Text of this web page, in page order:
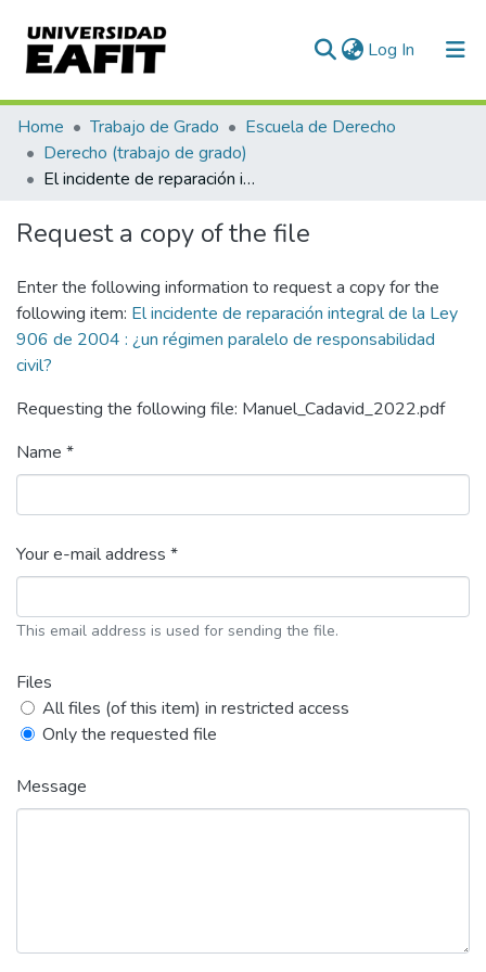
Log In (current)
Communities & Collections
All of DSpace
Home Trabajo de Grado
Escuela de Derecho
Derecho (trabajo de grado)
El incidente de reparación integral de la Ley 906 de 2004 : ¿un régimen paralelo de responsabilidad civil?
Request a copy of the file
Enter the following information to request a copy for the
following item: El incidente de reparación integral de la Ley
906 de 2004 : ¿un régimen paralelo de responsabilidad
civil?
Requesting the following file: Manuel_Cadavid_2022.pdf
Name *
Your e-mail address *
This email address is used for sending the file.
Files
All files (of this item) in restricted access
Only the requested file
Message